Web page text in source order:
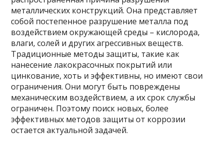
металлических конструкций. Она представляет
собой постепенное разрушение металла под
воздействием окружающей среды – кислорода,
влаги, солей и других агрессивных веществ.
Традиционные методы защиты, такие как
нанесение лакокрасочных покрытий или
цинкование, хоть и эффективны, но имеют свои
ограничения. Они могут быть повреждены
механическим воздействием, а их срок службы
ограничен. Поэтому поиск новых, более
эффективных методов защиты от коррозии
остается актуальной задачей.